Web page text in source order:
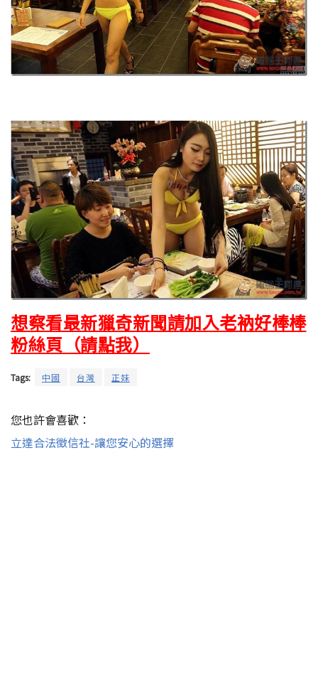
想察看最新獵奇新聞請加入老衲好棒棒
粉絲頁（請點我）
Tags: 中國 台灣 正妹
您也許會喜歡：
立達合法徵信社-讓您安心的選擇